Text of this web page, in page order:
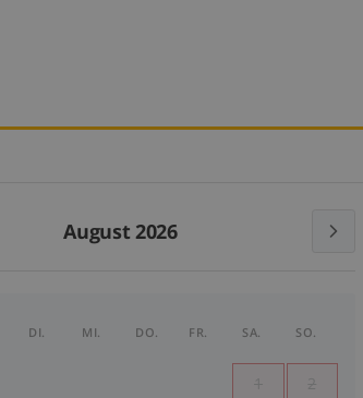
August 2026
DI. MI. DO. FR. SA. SO.
1 2